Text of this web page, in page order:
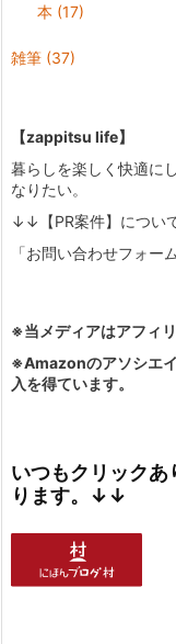
本 (17)
雑筆 (37)
【zappitsu life】
暮らしを楽しく快適に
なりたい。
↓↓【PR案件】につい
「お問い合わせフォー
※当メディアはアフィ
※Amazonのアソシエ
入を得ています。
いつもクリック
ります。↓↓